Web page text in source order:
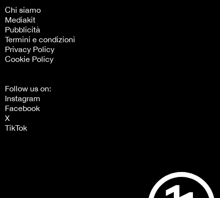
Chi siamo
Mediakit
Pubblicità
Termini e condizioni
Privacy Policy
Cookie Policy
Follow us on:
Instagram
Facebook
X
TikTok